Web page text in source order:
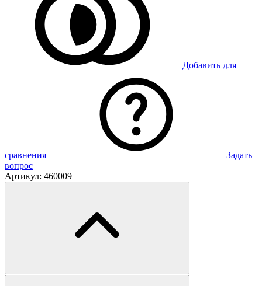
Добавить для
сравнения
Задать
вопрос
Артикул: 460009